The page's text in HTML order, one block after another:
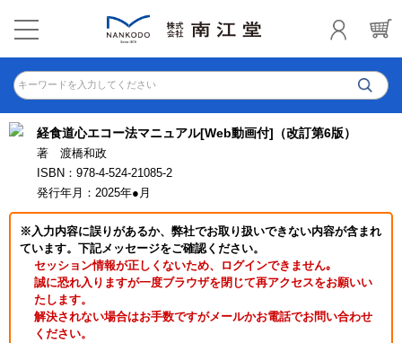
キーワードを入力してください
経食道心エコー法マニュアル[Web動画付]（改訂第6版）
著 渡橋和政
ISBN：978-4-524-21085-2
発行年月：2025年●月
※入力内容に誤りがあるか、弊社でお取り扱いできない内容が含まれ
ています。下記メッセージをご確認ください。
セッション情報が正しくないため、ログインできません｡
誠に恐れ入りますが一度ブラウザを閉じて再アクセスをお願いい
たします。
解決されない場合はお手数ですがメールかお電話でお問い合わせ
ください。